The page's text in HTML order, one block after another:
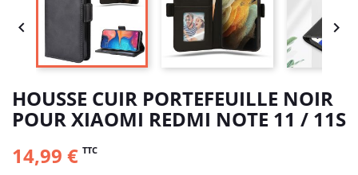
 
HOUSSE CUIR PORTEFEUILLE NOIR
POUR XIAOMI REDMI NOTE 11 / 11S
14,99 € TTC